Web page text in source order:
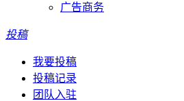
广告商务
投稿
我要投稿
投稿记录
团队入驻